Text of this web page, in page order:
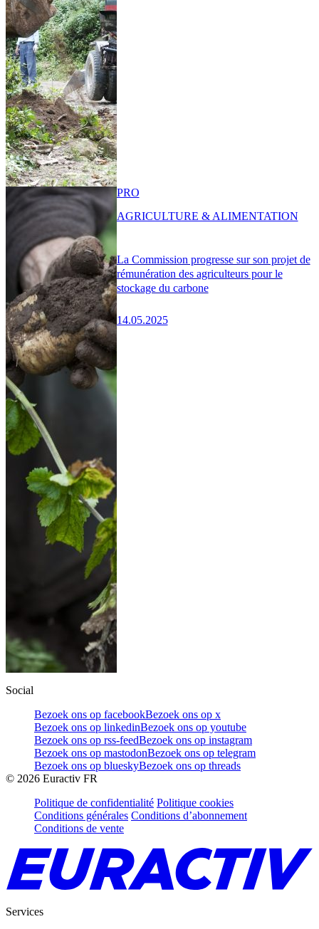
La Commission progresse sur son projet de
rémunération des agriculteurs pour le
stockage du carbone
14.05.2025
PRO
AGRICULTURE & ALIMENTATION
Social
Bezoek ons op facebookBezoek ons op x
Bezoek ons op linkedinBezoek ons op youtube
Bezoek ons op rss-feedBezoek ons op instagram
Bezoek ons op mastodonBezoek ons op telegram
Bezoek ons op blueskyBezoek ons op threads
© 2026 Euractiv FR
Politique de confidentialité Politique cookies
Conditions générales Conditions d’abonnement
Conditions de vente
Services